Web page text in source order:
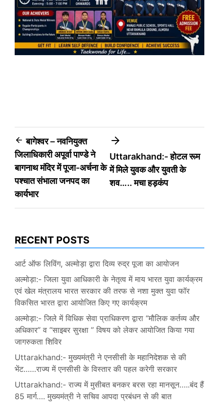
Post
navigation
बागेश्वर – नवनियुक्त
जिलाधिकारी अपूर्वा पाण्डे ने
बागनाथ मंदिर में पूजा-अर्चना के
पश्चात संभाला जनपद का
कार्यभार
Uttarakhand:- होटल रूम
में मिले युवक और युवती के
शव….. मचा हड़कंप
RECENT POSTS
आर्ट ऑफ लिविंग, अल्मोड़ा द्वारा दिव्य रुद्र पूजा का आयोजन
अल्मोड़ा:- जिला युवा आधिकारी के नेतृत्व में माय भारत युवा कार्यक्रम
एवं खेल मंत्रालय भारत सरकार की तरफ से नशा मुक्त युवा फॉर
विकसित भारत द्वारा आयोजित किए गए कार्यक्रम
अल्मोड़ा:- जिले में विधिक सेवा प्राधिकरण द्वारा “मौलिक कर्तव्य और
अधिकार” व “साइबर सुरक्षा ” विषय को लेकर आयोजित किया गया
जागरुकता शिविर
Uttarakhand:- मुख्यमंत्री ने एनसीसी के महानिदेशक से की
भेंट……राज्य में एनसीसी के विस्तार की पहल करेगी सरकार
Uttarakhand:- राज्य में मुसीबत बनकर बरस रहा मानसून…..बंद हैं
85 मार्ग…. मुख्यमंत्री ने सचिव आपदा प्रबंधन से की बात